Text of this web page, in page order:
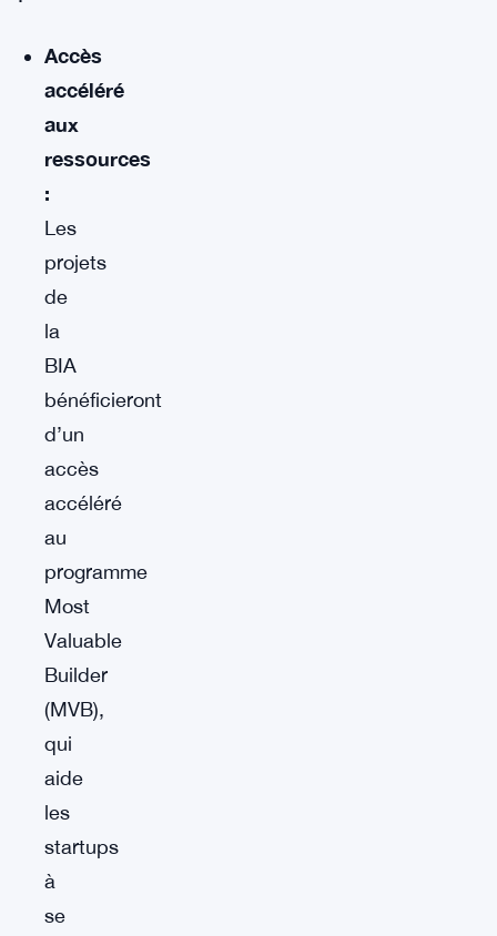
Accès
accéléré
aux
ressources
:
Les
projets
de
la
BIA
bénéficieront
d’un
accès
accéléré
au
programme
Most
Valuable
Builder
(MVB),
qui
aide
les
startups
à
se